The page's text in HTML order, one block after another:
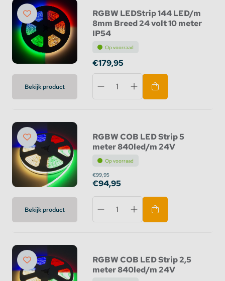
Bekijk product
RGBW LEDStrip 144 LED/m
8mm Breed 24 volt 10 meter
IP54
Op voorraad
€179,95
Bekijk product
RGBW COB LED Strip 5
meter 840led/m 24V
Op voorraad
€99,95
€94,95
RGBW COB LED Strip 2,5
meter 840led/m 24V